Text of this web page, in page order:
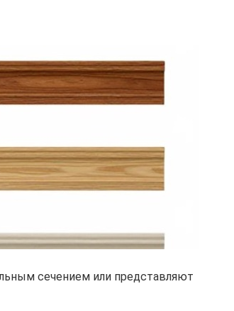
сечением или представляют